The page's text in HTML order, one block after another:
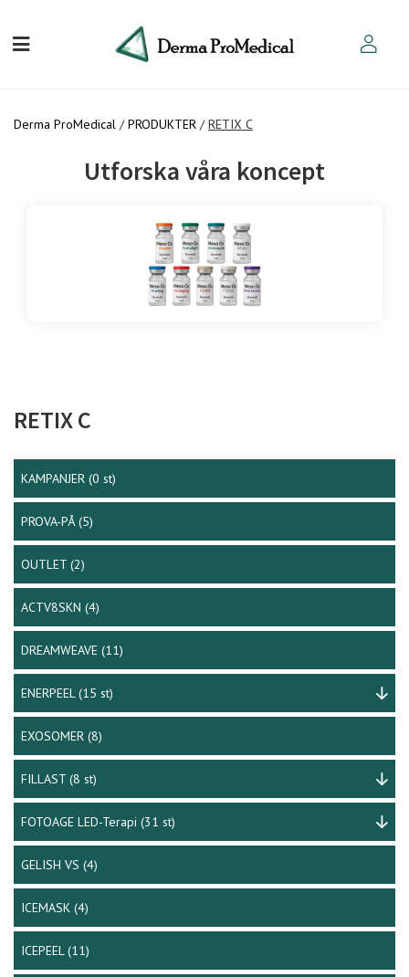
Derma ProMedical /PRODUKTER /RETIX C
Utforska våra koncept
RETIX C
KAMPANJER (0 st)
PROVA-PÅ(5)
OUTLET(2)
ACTV8SKN(4)
DREAMWEAVE(11)
ENERPEEL (15 st)
EXOSOMER(8)
FILLAST (8 st)
FOTOAGE LED-Terapi (31 st)
GELISH VS(4)
ICEMASK(4)
ICEPEEL(11)